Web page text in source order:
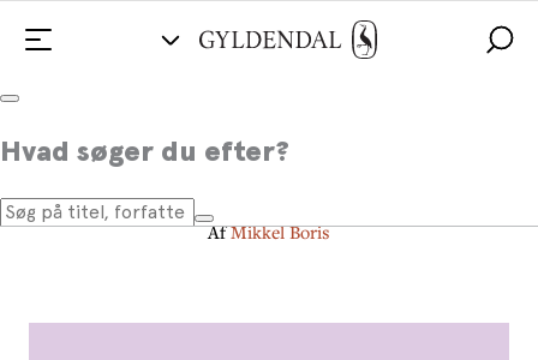
Hvad søger du efter?
Forstyrret
en nekrolog over internettet
AfMikkel Boris